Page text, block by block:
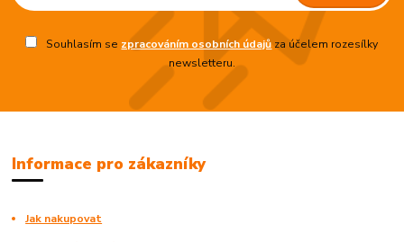
Souhlasím se zpracováním osobních údajůza účelem rozesílky
newsletteru.
Informace pro zákazníky
Jak nakupovat